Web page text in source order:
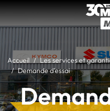
Accueil
Les services et
Demande d'essai